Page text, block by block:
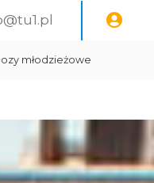
młodzieżowe